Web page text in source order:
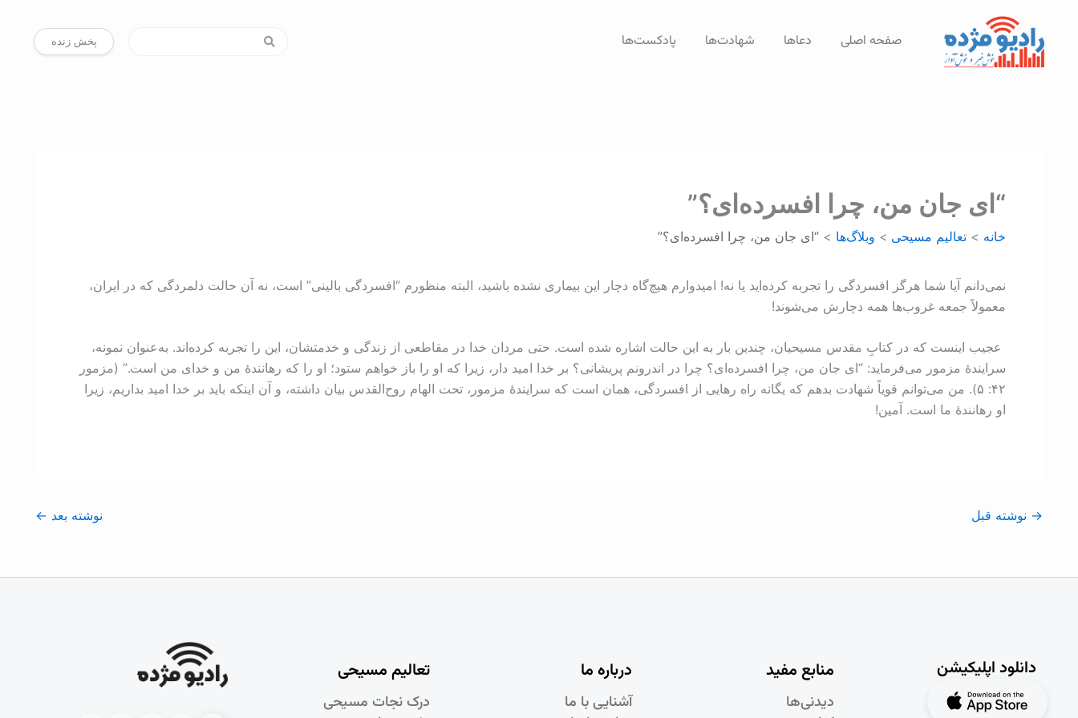
پخش زنده پادکست‌ها شهادت‌ها دعاها صفحه اصلی
“ای جان من، چرا افسرده‌ای؟”
خانه تعالیم مسیحی وبلاگ‌ها “ای جان من، چرا افسرده‌ای؟”
نمی‌دانم آیا شما هرگز افسردگی را تجربه کرده‌اید یا نه! امیدوارم هیچ‌گاه دچار این بیماری نشده باشید، البته منظورم “افسردگی بالینی” است، نه آن حالت دلمردگی که در ایران،
معمولاً جمعه غروب‌ها همه دچارش می‌شوند!
عجیب اینست که در کتاب‌ِ مقدس مسیحیان، چندین بار به این حالت اشاره شده است. حتی مردان خدا در مقاطعی از زندگی و خدمتشان، این را تجربه کرده‌اند. به‌عنوان نمونه،
سرایندۀ مزمور می‌فرماید: “ای جان من، چرا افسرده‌ای؟ چرا در اندرونم پریشانی؟ بر خدا امید دار، زیرا که او را باز خواهم ستود؛ او را که رهانندۀ من و خدای من است.” (مزمور
۴۲: ‏۵). من می‌توانم قویاً شهادت بدهم که یگانه راه رهایی از افسردگی، همان است که سرایندۀ مزمور، تحت الهام روح‌القدس بیان داشته، و آن اینکه باید بر خدا امید بداریم، زیرا
او رهانندۀ ما است. آمین!
→ نوشته قبل نوشته بعد ←
تعالیم مسیحی
درک نجات مسيحی
درباره ما
آشنایی با ما
منابع مفید
دیدنی‌ها
دانلود اپلیکیشن